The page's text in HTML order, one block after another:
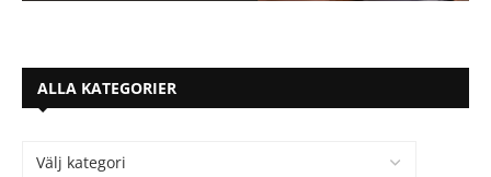
ALLA KATEGORIER